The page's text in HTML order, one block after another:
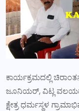
ಕಾರ್ಯಕ್ರಮದಲ್ಲಿ
ಜೂನಿಯರ್, ವಿಟ್ಲ ವಲಯದ
ಕ್ಷೇತ್ರ ಧರ್ಮಸ್ಥಳ